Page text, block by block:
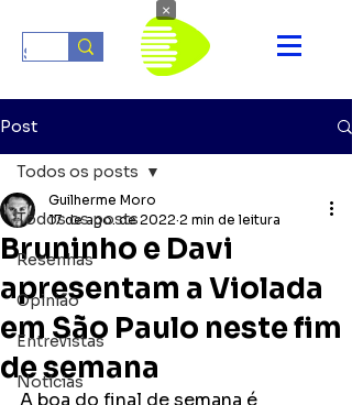
Post
Todos os posts
Resenhas
Opinião
Entrevistas
Notícias
Todos os posts
Bruninho e Davi
apresentam a Violada
em São Paulo neste fim
de semana
Guilherme Moro
17 de ago. de 2022 2 min de leitura
A boa do final de semana é
×